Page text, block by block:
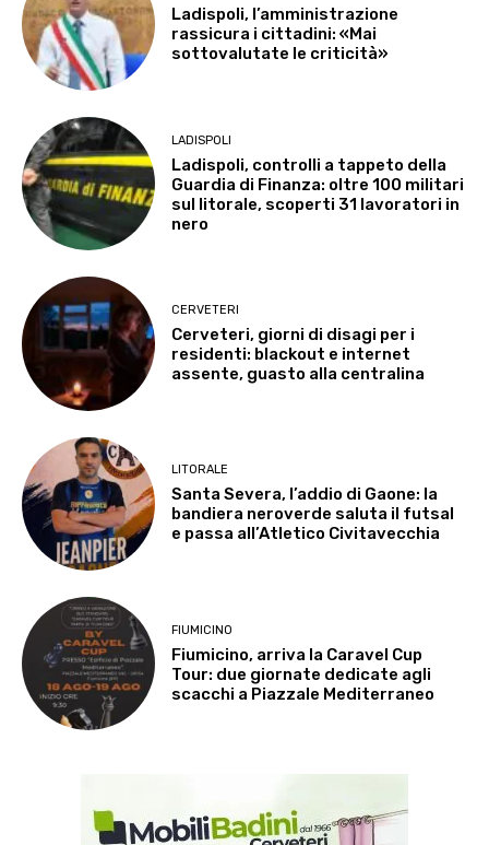
Ladispoli, l’amministrazione
rassicura i cittadini: «Mai
sottovalutate le criticità»
LADISPOLI
Ladispoli, controlli a tappeto della
Guardia di Finanza: oltre 100 militari
sul litorale, scoperti 31 lavoratori in
nero
CERVETERI
Cerveteri, giorni di disagi per i
residenti: blackout e internet
assente, guasto alla centralina
LITORALE
Santa Severa, l’addio di Gaone: la
bandiera neroverde saluta il futsal
e passa all’Atletico Civitavecchia
FIUMICINO
Fiumicino, arriva la Caravel Cup
Tour: due giornate dedicate agli
scacchi a Piazzale Mediterraneo